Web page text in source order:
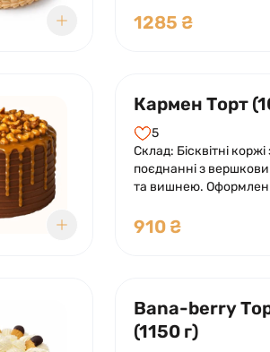
1285 ₴
Кармен Торт
5
Склад: Бісквітні
поєднанні з
та вишнею.
вершків та вишнею.
910 ₴
Bana-berry
(1150 г)